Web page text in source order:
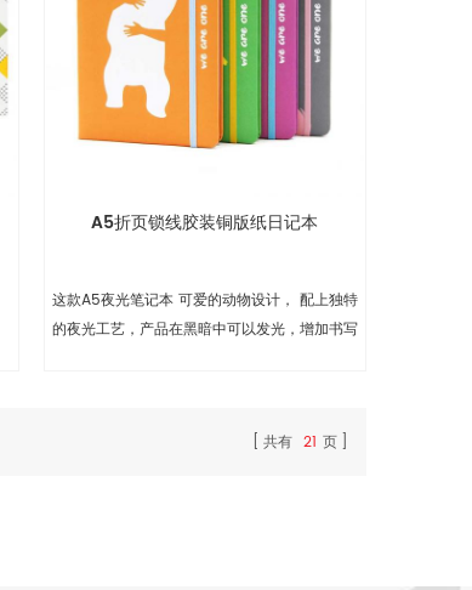
A5折页锁线胶装铜版纸日记本
这款A5夜光笔记本 可爱的动物设计， 配上独特
的夜光工艺，产品在黑暗中可以发光，增加书写
共有 21 页